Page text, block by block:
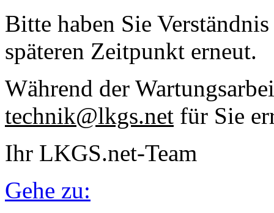
Bitte haben Sie
späteren Zeitpunkt erneut.
Während der
technik@lkgs.net für Sie
Ihr LKGS.net-Team
Gehe zu: